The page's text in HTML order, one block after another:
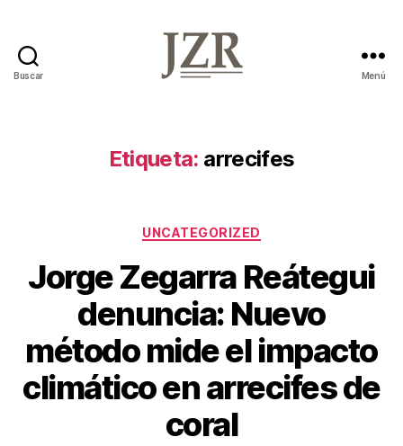
Buscar Menú
Etiqueta: arrecifes
Categorías
UNCATEGORIZED
Jorge Zegarra Reátegui
denuncia: Nuevo
método mide el impacto
climático en arrecifes de
coral